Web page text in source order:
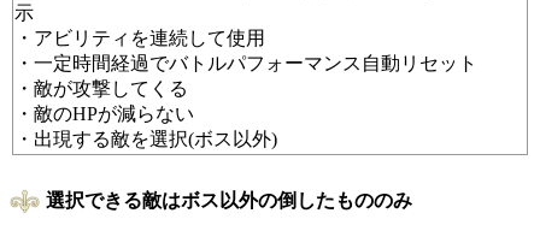
示
・アビリティを連続して使用
・一定時間経過でバトルパフォーマンス自動リセット
・敵が攻撃してくる
・敵のHPが減らない
・出現する敵を選択(ボス以外)
選択できる敵はボス以外の倒したもののみ